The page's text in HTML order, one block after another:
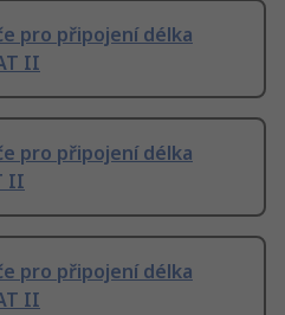
pro připojení délka
II
pro připojení délka
II
pro připojení délka
II